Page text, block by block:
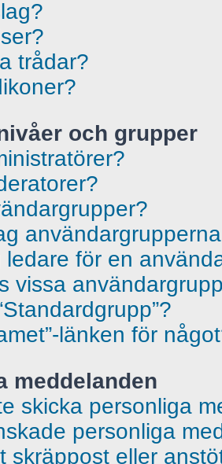
trådar?
och grupper
ledare för en
vissa
länken för
meddelanden
skicka personliga
personliga
skräppost eller